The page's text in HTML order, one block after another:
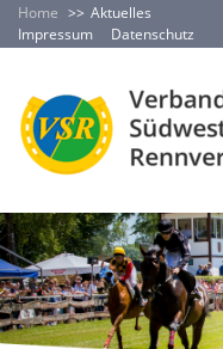
Home
Aktuelles
Impressum
Datenschutz